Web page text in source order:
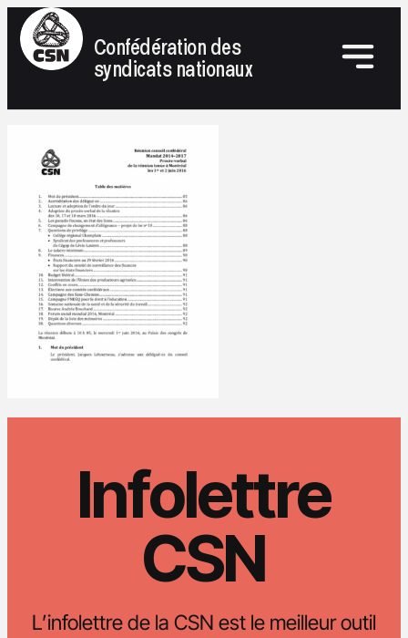
Confédération des
syndicats nationaux
Infolettre
CSN
L’infolettre de la CSN est le meilleur outil